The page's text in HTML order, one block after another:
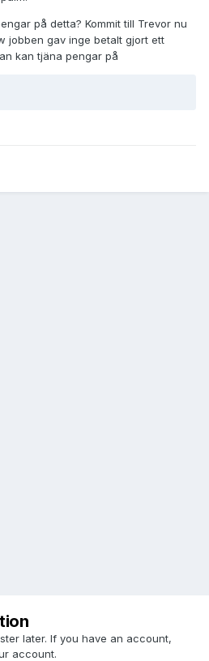
på detta? Kommit till Trevor nu
jobben gav inge betalt gjort ett
kan tjäna pengar på
later. If you have an account,
account.